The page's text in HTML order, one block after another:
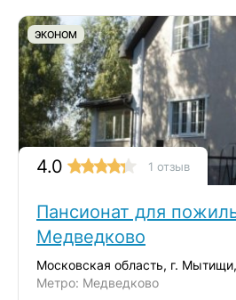
ЭКОНОМ
4.0 1 отзыв
Пансионат для
Медведково
Московская область, г.
Метро: Медведково